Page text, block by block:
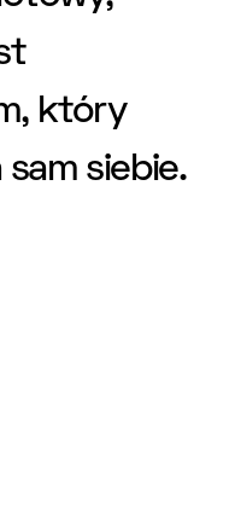
który
siebie.